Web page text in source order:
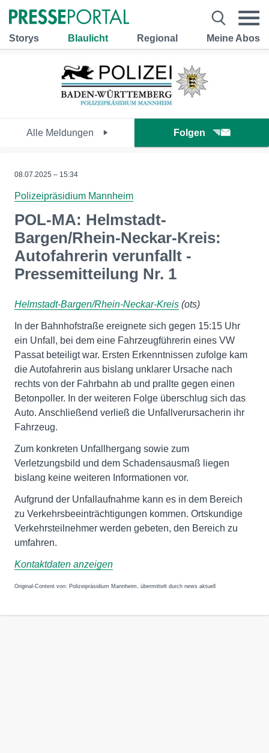
Storys Blaulicht Regional Meine Abos
Alle Meldungen Folgen
08.07.2025 – 15:34
Polizeipräsidium Mannheim
POL-MA: Helmstadt-
Bargen/Rhein-Neckar-Kreis:
Autofahrerin verunfallt -
Pressemitteilung Nr. 1
Helmstadt-Bargen/Rhein-Neckar-Kreis (ots)
In der Bahnhofstraße ereignete sich gegen 15:15 Uhr
ein Unfall, bei dem eine Fahrzeugführerin eines VW
Passat beteiligt war. Ersten Erkenntnissen zufolge kam
die Autofahrerin aus bislang unklarer Ursache nach
rechts von der Fahrbahn ab und prallte gegen einen
Betonpoller. In der weiteren Folge überschlug sich das
Auto. Anschließend verließ die Unfallverursacherin ihr
Fahrzeug.
Zum konkreten Unfallhergang sowie zum
Verletzungsbild und dem Schadensausmaß liegen
bislang keine weiteren Informationen vor.
Aufgrund der Unfallaufnahme kann es in dem Bereich
zu Verkehrsbeeinträchtigungen kommen. Ortskundige
Verkehrsteilnehmer werden gebeten, den Bereich zu
umfahren.
Kontaktdaten anzeigen
Original-Content von: Polizeipräsidium Mannheim, übermittelt durch news aktuell